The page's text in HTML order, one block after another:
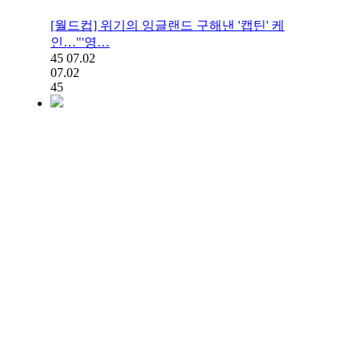
[월드컵] 위기의 잉글랜드 구해낸 '캡틴' 케
인…"'영…
45 07.02
07.02
45